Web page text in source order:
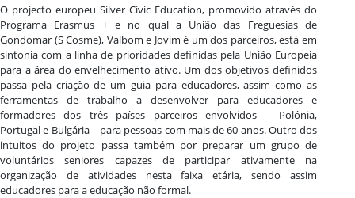
O projecto europeu Silver Civic Education, promovido através do
Programa Erasmus + e no qual a União das Freguesias de
Gondomar (S Cosme), Valbom e Jovim é um dos parceiros, está em
sintonia com a linha de prioridades definidas pela União Europeia
para a área do envelhecimento ativo. Um dos objetivos definidos
passa pela criação de um guia para educadores, assim como as
ferramentas de trabalho a desenvolver para educadores e
formadores dos três países parceiros envolvidos – Polónia,
Portugal e Bulgária – para pessoas com mais de 60 anos. Outro dos
intuitos do projeto passa também por preparar um grupo de
voluntários seniores capazes de participar ativamente na
organização de atividades nesta faixa etária, sendo assim
educadores para a educação não formal.